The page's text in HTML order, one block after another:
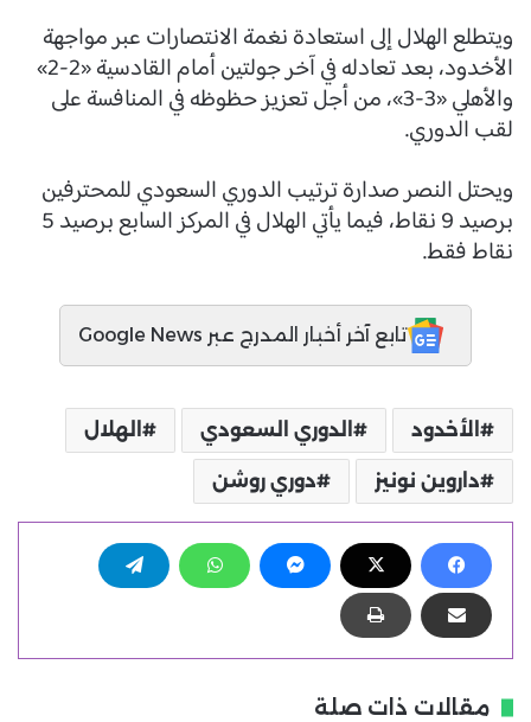
ويتطلع الهلال إلى استعادة نغمة الانتصارات عبر مواجهة
الأخدود، بعد تعادله في آخر جولتين أمام القادسية «2-2»
والأهلي «3-3»، من أجل تعزيز حظوظه في المنافسة على
لقب الدوري.
ويحتل النصر صدارة ترتيب الدوري السعودي للمحترفين
برصيد 9 نقاط، فيما يأتي الهلال في المركز السابع برصيد 5
نقاط فقط.
تابع آخر أخبار المدرج عبر Google News
الأخدود الدوري السعودي الهلال
داروين نونيز دوري روشن
مقالات ذات صلة